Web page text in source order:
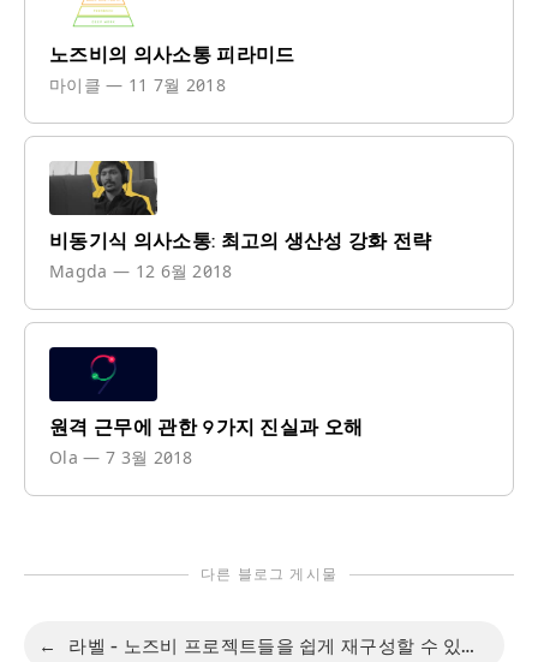
노즈비의 의사소통 피라미드
마이클— 11 7월 2018
비동기식 의사소통: 최고의 생산성 강화 전략
Magda — 12 6월 2018
원격 근무에 관한 9가지 진실과 오해
Ola— 7 3월 2018
다른 블로그 게시물
← 라벨 - 노즈비 프로젝트들을 쉽게 재구성할 수 있게 해 줍니다